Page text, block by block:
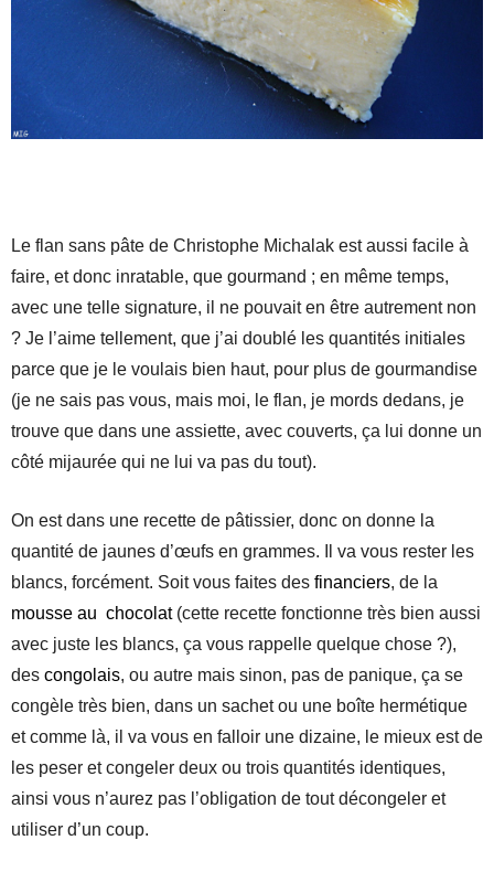
Le flan sans pâte de Christophe Michalak est aussi facile à
faire, et donc inratable, que gourmand ; en même temps,
avec une telle signature, il ne pouvait en être autrement non
? Je l’aime tellement, que j’ai doublé les quantités initiales
parce que je le voulais bien haut, pour plus de gourmandise
(je ne sais pas vous, mais moi, le flan, je mords dedans, je
trouve que dans une assiette, avec couverts, ça lui donne un
côté mijaurée qui ne lui va pas du tout).
On est dans une recette de pâtissier, donc on donne la
quantité de jaunes d’œufs en grammes. Il va vous rester les
blancs, forcément. Soit vous faites des financiers, de la
mousse au chocolat(cette recette fonctionne très bien aussi
avec juste les blancs, ça vous rappelle quelque chose ?),
des congolais, ou autre mais sinon, pas de panique, ça se
congèle très bien, dans un sachet ou une boîte hermétique
et comme là, il va vous en falloir une dizaine, le mieux est de
les peser et congeler deux ou trois quantités identiques,
ainsi vous n’aurez pas l’obligation de tout décongeler et
utiliser d’un coup.